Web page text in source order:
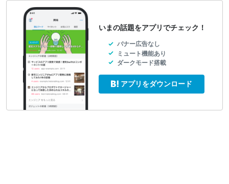
いまの話題をアプリでチェック！
バナー広告なし
ミュート機能あり
ダークモード搭載
アプリをダウンロード